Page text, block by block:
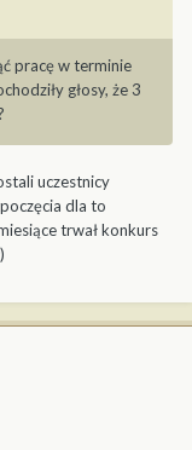
pracę w terminie
głosy, że 3
uczestnicy
dla to
trwał konkurs